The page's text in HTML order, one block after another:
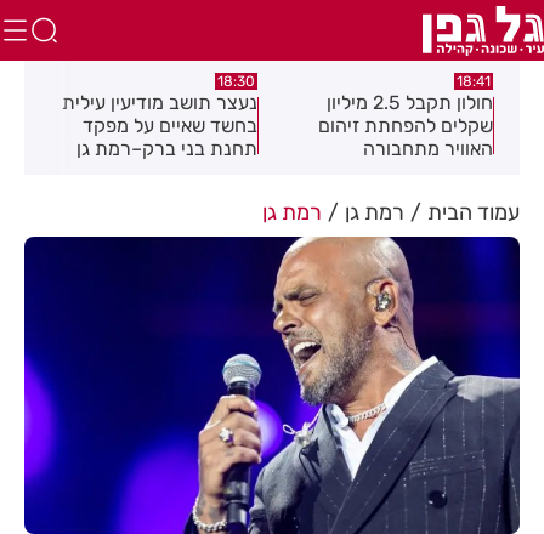
18:41
חולון תקבל 2.5 מיליון
שקלים להפחתת זיהום
האוויר מתחבורה
18:30
נעצר תושב מודיעין עילית
בחשד שאיים על מפקד
תחנת בני ברק–רמת גן
עמוד הבית רמת גן רמת גן